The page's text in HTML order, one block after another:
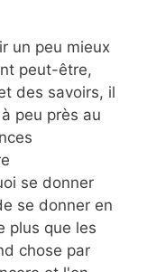
un peu mieux
peut-être,
des savoirs, il
peu près au
se donner
se donner en
plus que les
chose par